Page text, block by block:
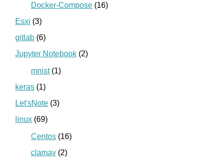
Docker-Compose (16)
Esxi (3)
gitlab (6)
Jupyter Notebook (2)
mnist(1)
keras (1)
Let'sNote (3)
linux (69)
Centos (16)
clamav (2)